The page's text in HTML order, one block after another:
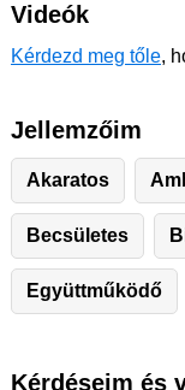
Videók
Kérdezd meg tőle,
Jellemzőim
Akaratos
Becsületes
Együttműködő
Kérdéseim és